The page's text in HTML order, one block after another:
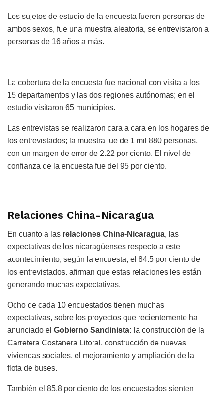
Los sujetos de estudio de la encuesta fueron personas de
ambos sexos, fue una muestra aleatoria, se entrevistaron a
personas de 16 años a más.
La cobertura de la encuesta fue nacional con visita a los
15 departamentos y las dos regiones autónomas; en el
estudio visitaron 65 municipios.
Las entrevistas se realizaron cara a cara en los hogares de
los entrevistados; la muestra fue de 1 mil 880 personas,
con un margen de error de 2.22 por ciento. El nivel de
confianza de la encuesta fue del 95 por ciento.
Relaciones China-Nicaragua
En cuanto a las relaciones China-Nicaragua, las
expectativas de los nicaragüenses respecto a este
acontecimiento, según la encuesta, el 84.5 por ciento de
los entrevistados, afirman que estas relaciones les están
generando muchas expectativas.
Ocho de cada 10 encuestados tienen muchas
expectativas, sobre los proyectos que recientemente ha
anunciado el Gobierno Sandinista: la construcción de la
Carretera Costanera Litoral, construcción de nuevas
viviendas sociales, el mejoramiento y ampliación de la
flota de buses.
También el 85.8 por ciento de los encuestados sienten